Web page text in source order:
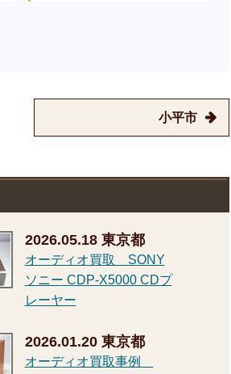
小平市
2026.05.18 東京都
オーディオ買取 SONY
ソニー CDP-X5000 CDプ
レーヤー
2026.01.20 東京都
オーディオ買取事例